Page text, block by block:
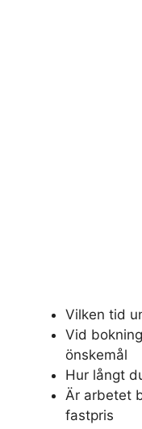
Vilken tid
Vid
önskemål
Hur långt
Är arbetet
fastpris